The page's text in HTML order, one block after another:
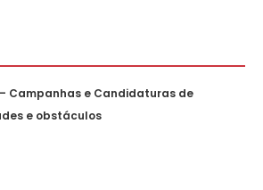
Campanhas e Candidaturas de
e obstáculos